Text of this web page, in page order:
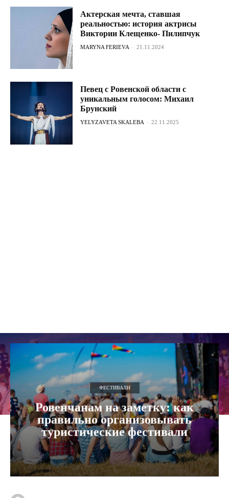
Актерская мечта, ставшая
реальностью: история актрисы
Виктории Клещенко- Пилипчук
MARYNA FERIEVA - 21.11.2024
Певец с Ровенской области с
уникальным голосом: Михаил
Брунский
YELYZAVETA SKALEBA - 22.11.2025